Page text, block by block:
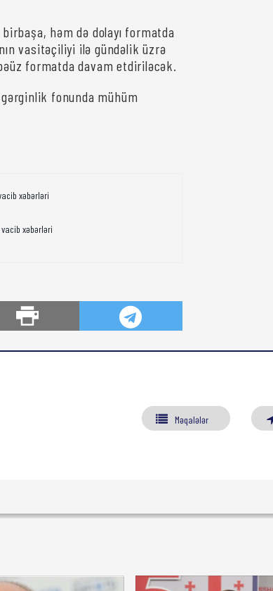
həm də dolayı formatda
vasitəçiliyi ilə gündəlik üzrə
formatda davam etdiriləcək.
fonunda mühüm
xəbərləri
vacib xəbərləri
Məqalələr